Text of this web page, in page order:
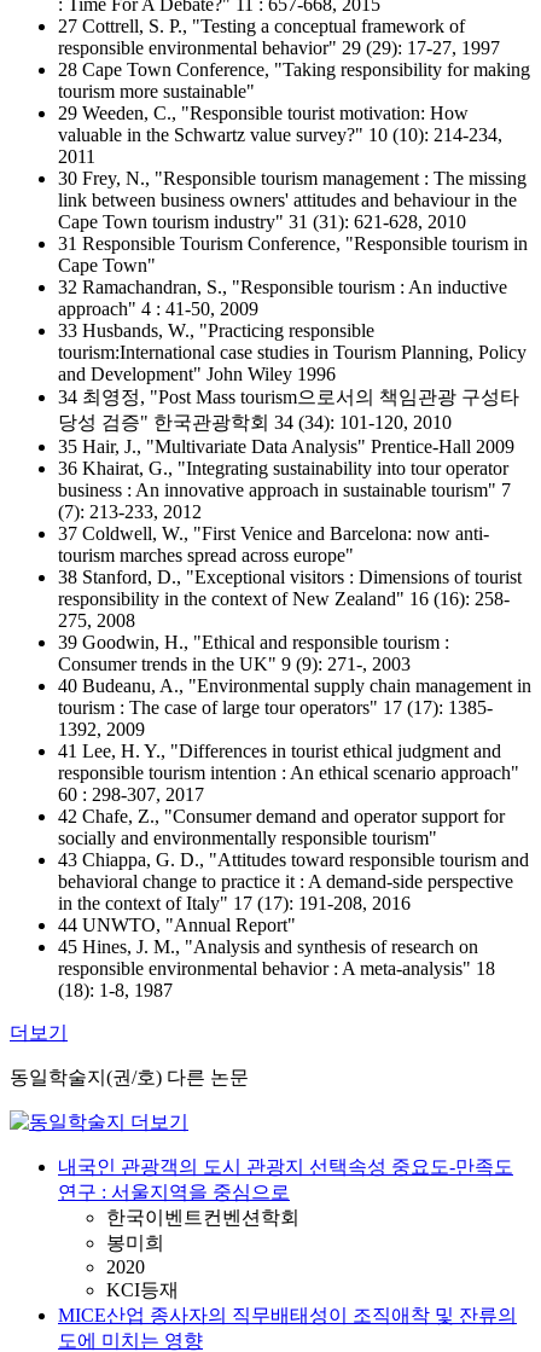
: Time For A Debate?" 11 : 657-668, 2015
27 Cottrell, S. P., "Testing a conceptual framework of
responsible environmental behavior" 29 (29): 17-27, 1997
28 Cape Town Conference, "Taking responsibility for making
tourism more sustainable"
29 Weeden, C., "Responsible tourist motivation: How
valuable in the Schwartz value survey?" 10 (10): 214-234,
2011
30 Frey, N., "Responsible tourism management : The missing
link between business owners' attitudes and behaviour in the
Cape Town tourism industry" 31 (31): 621-628, 2010
31 Responsible Tourism Conference, "Responsible tourism in
Cape Town"
32 Ramachandran, S., "Responsible tourism : An inductive
approach" 4 : 41-50, 2009
33 Husbands, W., "Practicing responsible
tourism:International case studies in Tourism Planning, Policy
and Development" John Wiley 1996
34 최영정, "Post Mass tourism으로서의 책임관광 구성타
당성 검증" 한국관광학회 34 (34): 101-120, 2010
35 Hair, J., "Multivariate Data Analysis" Prentice-Hall 2009
36 Khairat, G., "Integrating sustainability into tour operator
business : An innovative approach in sustainable tourism" 7
(7): 213-233, 2012
37 Coldwell, W., "First Venice and Barcelona: now anti-
tourism marches spread across europe"
38 Stanford, D., "Exceptional visitors : Dimensions of tourist
responsibility in the context of New Zealand" 16 (16): 258-
275, 2008
39 Goodwin, H., "Ethical and responsible tourism :
Consumer trends in the UK" 9 (9): 271-, 2003
40 Budeanu, A., "Environmental supply chain management in
tourism : The case of large tour operators" 17 (17): 1385-
1392, 2009
41 Lee, H. Y., "Differences in tourist ethical judgment and
responsible tourism intention : An ethical scenario approach"
60 : 298-307, 2017
42 Chafe, Z., "Consumer demand and operator support for
socially and environmentally responsible tourism"
43 Chiappa, G. D., "Attitudes toward responsible tourism and
behavioral change to practice it : A demand-side perspective
in the context of Italy" 17 (17): 191-208, 2016
44 UNWTO, "Annual Report"
45 Hines, J. M., "Analysis and synthesis of research on
responsible environmental behavior : A meta-analysis" 18
(18): 1-8, 1987
더보기
동일학술지(권/호) 다른 논문
내국인 관광객의 도시 관광지 선택속성 중요도-만족도
연구 : 서울지역을 중심으로
한국이벤트컨벤션학회
봉미희
2020
KCI등재
MICE산업 종사자의 직무배태성이 조직애착 및 잔류의
도에 미치는 영향